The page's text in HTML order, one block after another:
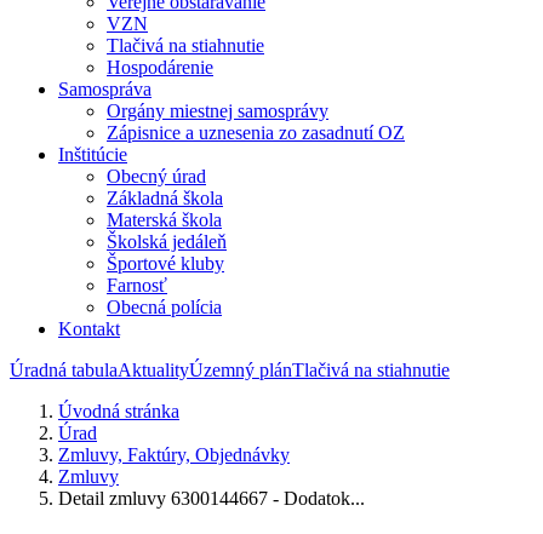
VZN
Tlačivá na stiahnutie
Hospodárenie
Samospráva
Orgány miestnej samosprávy
Zápisnice a uznesenia zo zasadnutí OZ
Inštitúcie
Obecný úrad
Základná škola
Materská škola
Školská jedáleň
Športové kluby
Farnosť
Obecná polícia
Kontakt
Úradná tabulaAktualityÚzemný plánTlačivá na stiahnutie
Úvodná stránka
Úrad
Zmluvy, Faktúry, Objednávky
Zmluvy
Detail zmluvy 6300144667 - Dodatok...